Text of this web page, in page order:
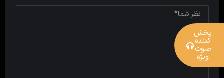
پخش
کننده
صوت
ویژه